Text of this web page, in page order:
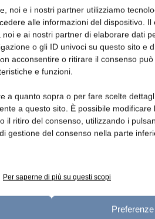
noi e i nostri partner utilizziamo
alle informazioni del dispositivo. Il
e ai nostri partner di elaborare dati
o gli ID univoci su questo sito e
acconsentire o ritirare il consenso può
e funzioni.
a quanto sopra o per fare scelte
a questo sito. È possibile modificare
il ritiro del consenso, utilizzando i
gestione del consenso nella parte
Per saperne di più su questi scopi
Preferenze
Articolo successivo